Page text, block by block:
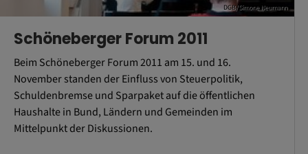
DGB/Simone Neumann
Schöneberger Forum 2011
Beim Schöneberger Forum 2011 am 15. und 16.
November standen der Einfluss von Steuerpolitik,
Schuldenbremse und Sparpaket auf die öffentlichen
Haushalte in Bund, Ländern und Gemeinden im
Mittelpunkt der Diskussionen.